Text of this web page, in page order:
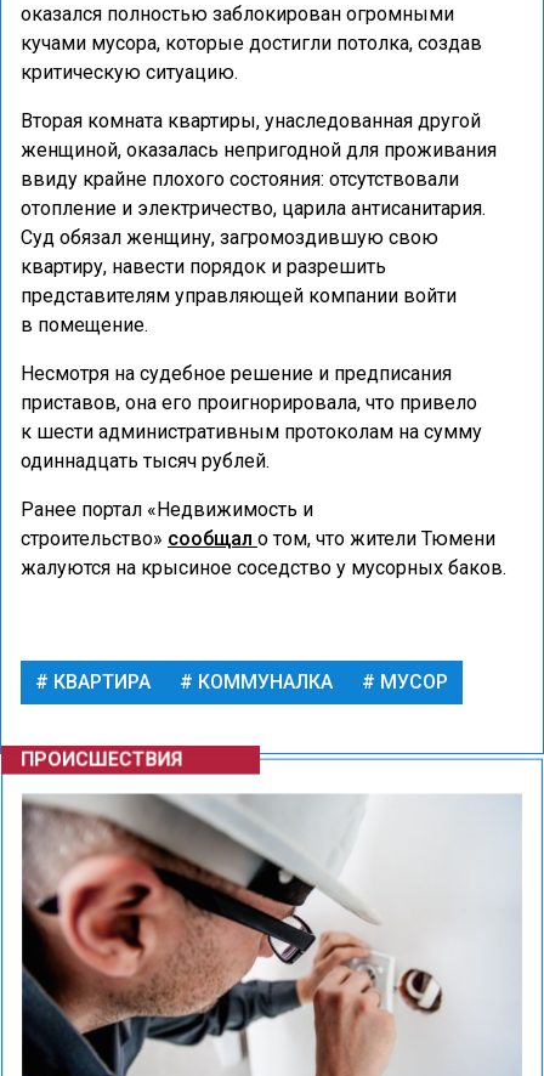
оказался полностью заблокирован огромными
кучами мусора, которые достигли потолка, создав
критическую ситуацию.
Вторая комната квартиры, унаследованная другой
женщиной, оказалась непригодной для проживания
ввиду крайне плохого состояния: отсутствовали
отопление и электричество, царила антисанитария.
Суд обязал женщину, загромоздившую свою
квартиру, навести порядок и разрешить
представителям управляющей компании войти
в помещение.
Несмотря на судебное решение и предписания
приставов, она его проигнорировала, что привело
к шести административным протоколам на сумму
одиннадцать тысяч рублей.
Ранее портал «Недвижимость и
строительство» сообщал о том, что жители Тюмени
жалуются на крысиное соседство у мусорных баков.
КВАРТИРА КОММУНАЛКА МУСОР
ПРОИСШЕСТВИЯ